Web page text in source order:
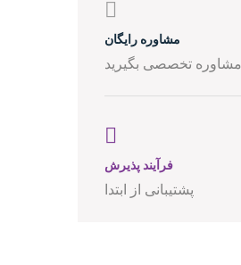
مشاوره رایگان
مشاوره تخصصی بگیرید
فرآیند پذیرش
پشتیبانی از ابتدا